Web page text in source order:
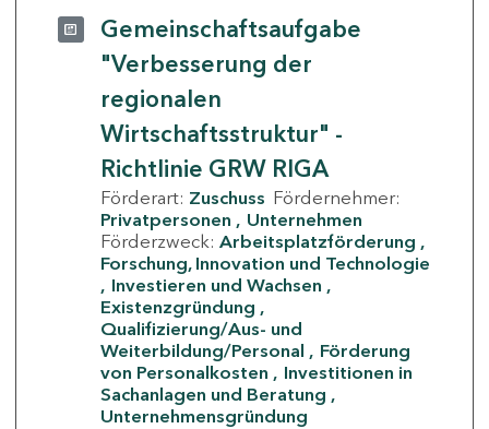
Gemeinschaftsaufgabe
"Verbesserung der
regionalen
Wirtschaftsstruktur" -
Richtlinie GRW RIGA
Förderart: Zuschuss Fördernehmer:
Privatpersonen
Unternehmen
Förderzweck: Arbeitsplatzförderung
Forschung, Innovation und Technologie
Investieren und Wachsen
Existenzgründung
Qualifizierung/Aus- und
Weiterbildung/Personal
Förderung
von Personalkosten
Investitionen in
Sachanlagen und Beratung
Unternehmensgründung